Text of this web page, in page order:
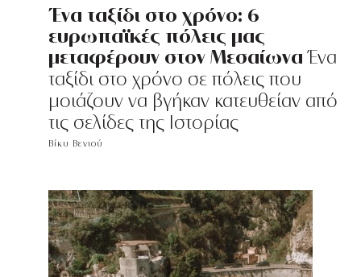
Ένα ταξίδι στο χρόνο: 6
ευρωπαϊκές πόλεις μας
μεταφέρουν στον Μεσαίωνα Ένα
ταξίδι στο χρόνο σε πόλεις που
μοιάζουν να βγήκαν κατευθείαν από
τις σελίδες της Ιστορίας
Βίκυ Βενιού